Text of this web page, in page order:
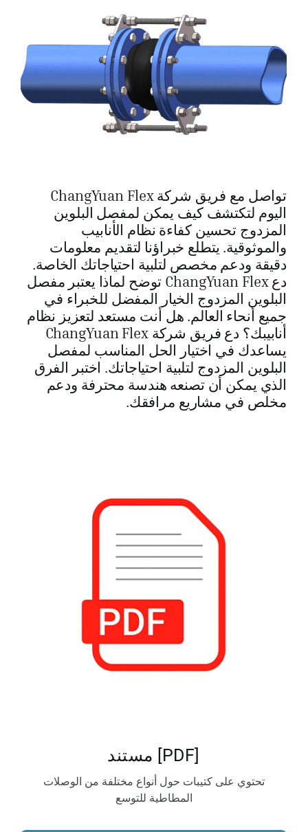
تواصل مع فريق شركة ChangYuan Flex
اليوم لتكتشف كيف يمكن لمفصل البلوين
المزدوج تحسين كفاءة نظام الأنابيب
والموثوقية. يتطلع خبراؤنا لتقديم معلومات
دقيقة ودعم مخصص لتلبية احتياجاتك الخاصة.
دع ChangYuan Flex توضح لماذا يعتبر مفصل
البلوين المزدوج الخيار المفضل للخبراء في
جميع أنحاء العالم. هل أنت مستعد لتعزيز نظام
أنابيبك؟ دع فريق شركة ChangYuan Flex
يساعدك في اختيار الحل المناسب لمفصل
البلوين المزدوج لتلبية احتياجاتك. اختبر الفرق
الذي يمكن أن تصنعه هندسة محترفة ودعم
مخلص في مشاريع مرافقك.
[PDF] مستند
تحتوي على كتيبات حول أنواع مختلفة من الوصلات
المطاطية للتوسع